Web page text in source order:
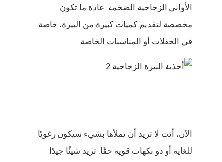
الأواني الزجاجية الضخمة. عادة ما تكون
مخصصة لتقديم كميات كبيرة من البيرة، خاصة
في الحفلات أو المناسبات الخاصة.
الآن، أنت لا تريد أن تملأها بشيء سيكون رغويًا
للغاية أو ذو نكهات قوية حقًا. تريد شيئًا جيدًا